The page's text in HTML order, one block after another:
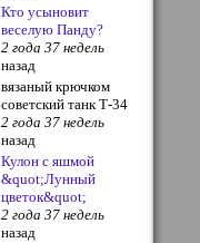
Кто усыновит
веселую Панду?
2 года 37 недель
назад
вязаный крючком
советский танк Т-34
2 года 37 недель
назад
Кулон с яшмой
&quot;Лунный
цветок&quot;
2 года 37 недель
назад